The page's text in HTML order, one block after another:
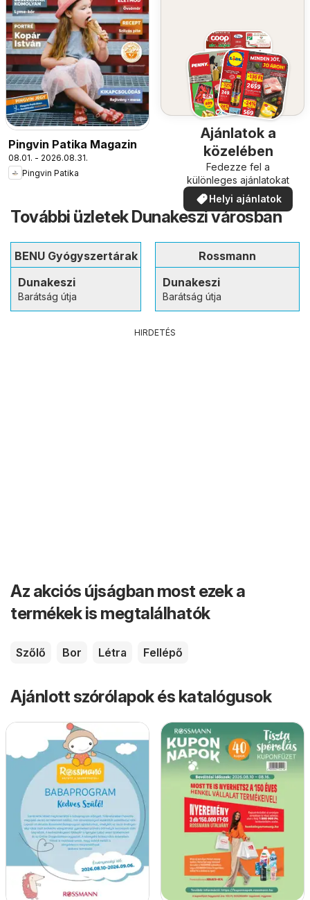
Pingvin Patika Magazin
08.01. - 2026.08.31.
Pingvin Patika
Ajánlatok a
közelében
Fedezze fel a
különleges ajánlatokat
Helyi ajánlatok
További üzletek Dunakeszi városban
BENU Gyógyszertárak
Dunakeszi
Barátság útja
Rossmann
Dunakeszi
Barátság útja
HIRDETÉS
Az akciós újságban most ezek a
termékek is megtalálhatók
Szőlő Bor Létra Fellépő
Ajánlott szórólapok és katalógusok